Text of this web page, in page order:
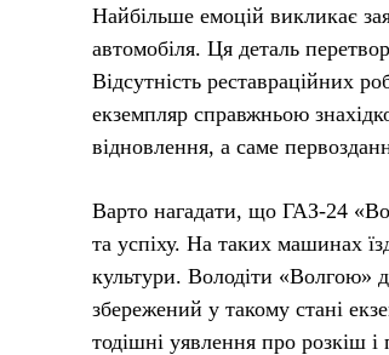
Найбільше емоцій викликає
автомобіля. Ця деталь
Відсутність реставраційних
екземпляр справжньою
відновлення, а саме
Варто нагадати, що ГАЗ-24
та успіху. На таких машинах
культури. Володіти «Волгою»
збережений у такому стані
тодішні уявлення про розкіш і